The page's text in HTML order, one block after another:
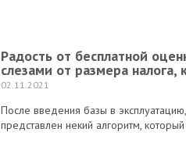
Радость от бесплатной
слезами от размера
02.11.2021
После введения базы в
представлен некий алгоритм,